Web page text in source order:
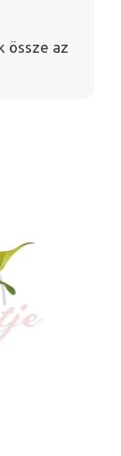
össze az